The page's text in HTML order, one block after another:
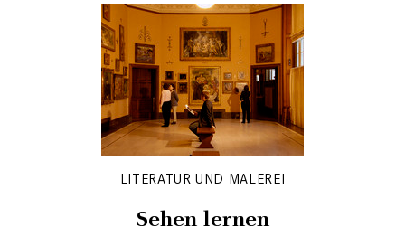
LITERATUR UND MALEREI
Sehen lernen